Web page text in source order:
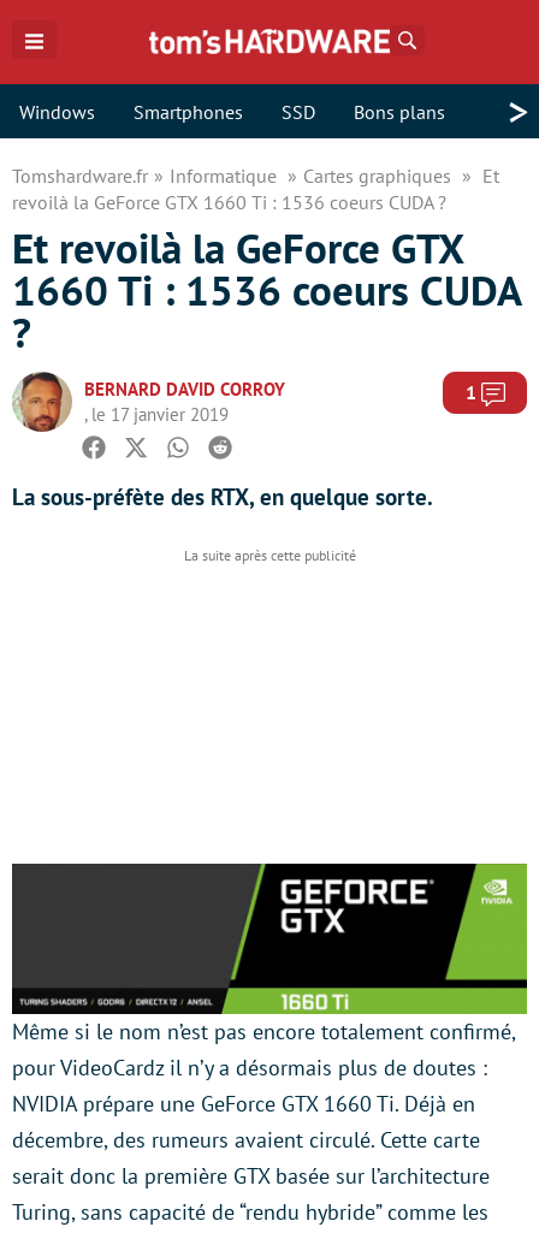
Windows Smartphones SSD Bons plans >
Tomshardware.fr Informatique Cartes graphiques
Et
revoilà la GeForce GTX 1660 Ti : 1536 coeurs CUDA ?
Et revoilà la GeForce GTX
1660 Ti : 1536 coeurs CUDA
?
BERNARD DAVID CORROY
, le 17 janvier 2019
1
Facebook
TwitterWhatsapp
Reddit
La sous-préfète des RTX, en quelque sorte.
Même si le nom n’est pas encore totalement confirmé,
pour VideoCardz il n’y a désormais plus de doutes :
NVIDIA prépare une GeForce GTX 1660 Ti. Déjà en
décembre, des rumeurs avaient circulé. Cette carte
serait donc la première GTX basée sur l’architecture
Turing, sans capacité de “rendu hybride” comme les